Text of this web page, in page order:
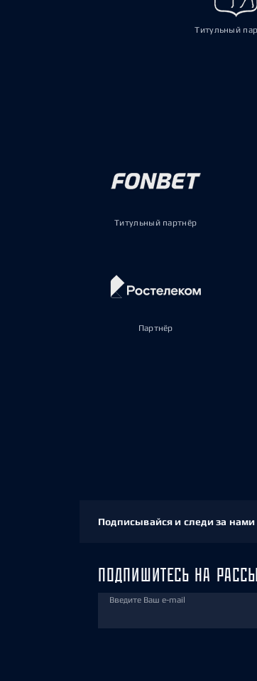
Титульный
Титульный партнёр
Партнёр
Подписывайся и следи за нами
ПОДПИШИТЕСЬ НА
Введите Ваш e-mail